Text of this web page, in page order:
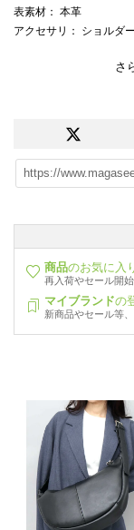
表素材 ： 本革
アクセサリ ： ショルダ
さ
商品のお気に入
再入荷やセール開
マイブランドの
新商品やセール等